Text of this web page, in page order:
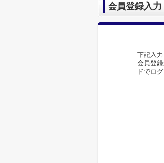
会員登録入力
下記入
会員登
ドでロ